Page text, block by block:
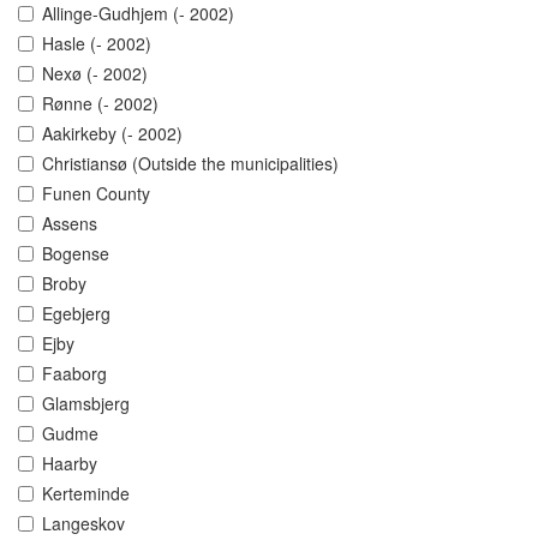
Allinge-Gudhjem (- 2002)
Hasle (- 2002)
Nexø (- 2002)
Rønne (- 2002)
Aakirkeby (- 2002)
Christiansø (Outside the municipalities)
Funen County
Assens
Bogense
Broby
Egebjerg
Ejby
Faaborg
Glamsbjerg
Gudme
Haarby
Kerteminde
Langeskov